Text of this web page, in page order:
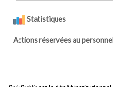
Statistiques
Actions réservées au personnel